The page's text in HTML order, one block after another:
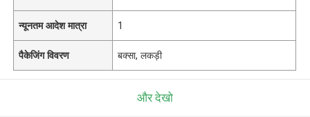
न्यूनतम आदेश मात्रा 1
पैकेजिंग विवरण बक्सा, लकड़ी
और देखो